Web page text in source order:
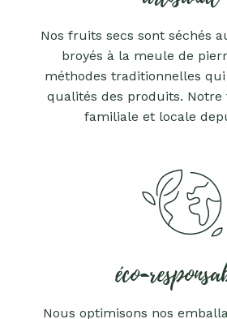
Nos fruits secs sont séchés
broyés à la meule de
méthodes traditionnelles
qualités des produits.
familiale et locale
éco-
Nous optimisons nos